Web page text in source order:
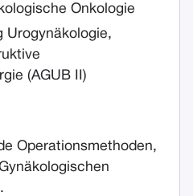
Onkologie
Urogynäkologie,
(AGUB II)
Operationsmethoden,